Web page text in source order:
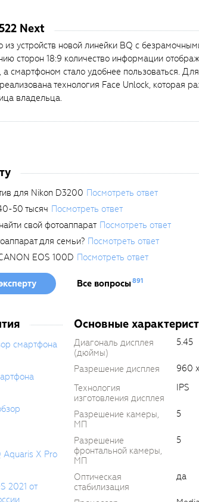
Next
устройств новой линейки BQ с
сторон 18:9 количество информации
а смартфоном стало удобнее пользоваться.
технология Face Unlock, которая
владельца.
для Nikon D3200 Посмотреть ответ
50 тысяч Посмотреть ответ
свой фотоаппарат Посмотреть ответ
для семьи? Посмотреть ответ
EOS 100D Посмотреть ответ
Все вопросы891
смартфона
X Pro
2021 от
Основные
Диагональ дисплея
(дюймы)
5.45
Разрешение дисплея
960
Технология
изготовления дисплея
IPS
Разрешение камеры,
МП
5
Разрешение
фронтальной камеры,
МП
5
Оптическая
стабилизация
да